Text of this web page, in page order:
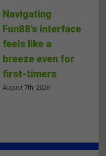
Navigating
Fun88’s interface
feels like a
breeze even for
first-timers
August 7th, 2026